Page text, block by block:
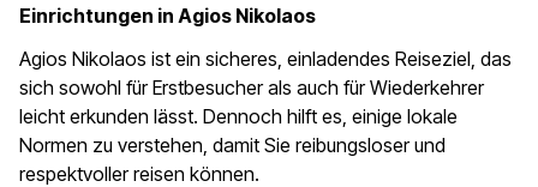
Einrichtungen in Agios Nikolaos
Agios Nikolaos ist ein sicheres, einladendes Reiseziel, das
sich sowohl für Erstbesucher als auch für Wiederkehrer
leicht erkunden lässt. Dennoch hilft es, einige lokale
Normen zu verstehen, damit Sie reibungsloser und
respektvoller reisen können.